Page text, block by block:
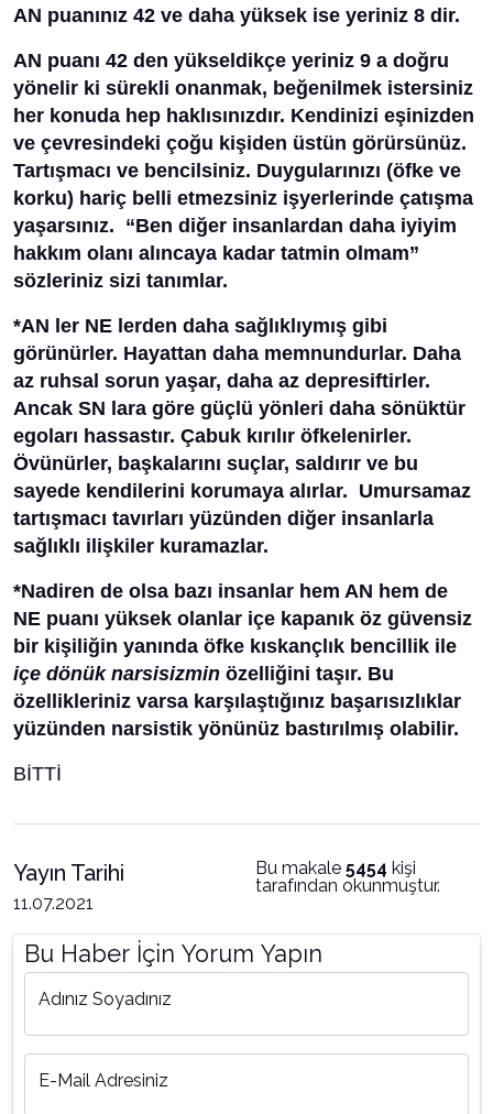
AN puanınız 42 ve daha yüksek ise yeriniz 8 dir.
AN puanı 42 den yükseldikçe yeriniz 9 a doğru
yönelir ki sürekli onanmak, beğenilmek istersiniz
her konuda hep haklısınızdır. Kendinizi eşinizden
ve çevresindeki çoğu kişiden üstün görürsünüz.
Tartışmacı ve bencilsiniz. Duygularınızı (öfke ve
korku) hariç belli etmezsiniz işyerlerinde çatışma
yaşarsınız. “Ben diğer insanlardan daha iyiyim
hakkım olanı alıncaya kadar tatmin olmam”
sözleriniz sizi tanımlar.
*AN ler NE lerden daha sağlıklıymış gibi
görünürler. Hayattan daha memnundurlar. Daha
az ruhsal sorun yaşar, daha az depresiftirler.
Ancak SN lara göre güçlü yönleri daha sönüktür
egoları hassastır. Çabuk kırılır öfkelenirler.
Övünürler, başkalarını suçlar, saldırır ve bu
sayede kendilerini korumaya alırlar. Umursamaz
tartışmacı tavırları yüzünden diğer insanlarla
sağlıklı ilişkiler kuramazlar.
*Nadiren de olsa bazı insanlar hem AN hem de
NE puanı yüksek olanlar içe kapanık öz güvensiz
bir kişiliğin yanında öfke kıskançlık bencillik ile
içe dönük narsisizmin özelliğini taşır. Bu
özellikleriniz varsa karşılaştığınız başarısızlıklar
yüzünden narsistik yönünüz bastırılmış olabilir.
BİTTİ
Yayın Tarihi
11.07.2021
Bu makale 5454 kişi
tarafından okunmuştur.
Bu Haber İçin Yorum Yapın
Adınız Soyadınız
E-Mail Adresiniz